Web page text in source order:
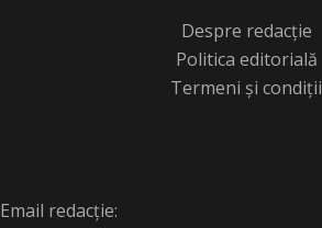
Despre redacție
Politica editorială
Termeni și condiții
Email redacție: